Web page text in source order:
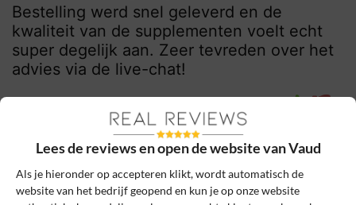
Bestelling werd snel geleverd en de
kwaliteit van de supplementen voelt echt
super degelijk aan. Zeer tevreden over het
advies via de live-chat!
Review handmatig gecontroleerd en goedgekeurd.
Bekijk ons beleid
Reageer
Lees de reviews en open de website van Vaud
Als je hieronder op accepteren klikt, wordt automatisch de
website van het bedrijf geopend en kun je op onze website